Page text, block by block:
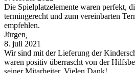
Die Spielplatzelemente waren perfekt,
termingerecht und zum vereinbarten
empfehlen.
Jürgen
8. juli 2021
Wir sind mit der Lieferung der
waren positiv überrascht von der
seiner Mitarbeiter. Vielen Dank!